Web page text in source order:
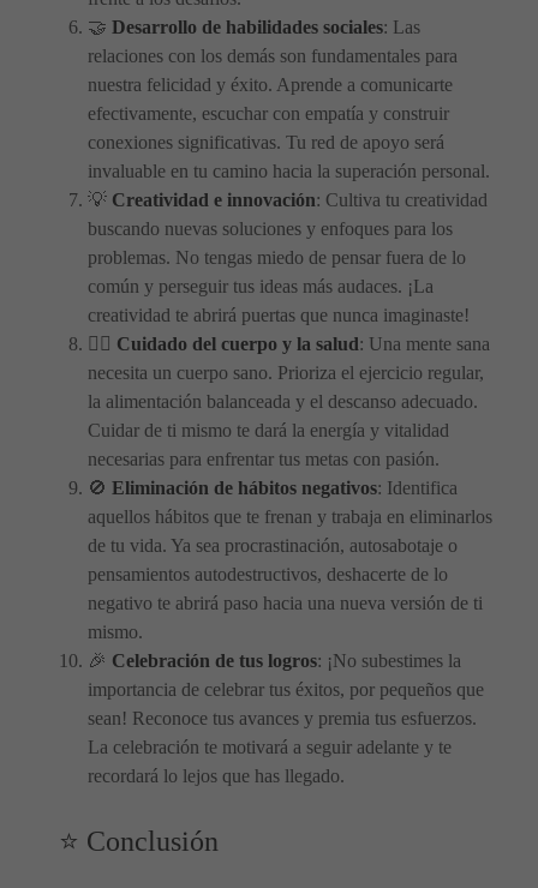
🤝 Desarrollo de habilidades sociales: Las
relaciones con los demás son fundamentales para
nuestra felicidad y éxito. Aprende a comunicarte
efectivamente, escuchar con empatía y construir
conexiones significativas. Tu red de apoyo será
invaluable en tu camino hacia la superación personal.
💡 Creatividad e innovación: Cultiva tu creatividad
buscando nuevas soluciones y enfoques para los
problemas. No tengas miedo de pensar fuera de lo
común y perseguir tus ideas más audaces. ¡La
creatividad te abrirá puertas que nunca imaginaste!
🏋️‍♀️ Cuidado del cuerpo y la salud: Una mente sana
necesita un cuerpo sano. Prioriza el ejercicio regular,
la alimentación balanceada y el descanso adecuado.
Cuidar de ti mismo te dará la energía y vitalidad
necesarias para enfrentar tus metas con pasión.
🚫 Eliminación de hábitos negativos: Identifica
aquellos hábitos que te frenan y trabaja en eliminarlos
de tu vida. Ya sea procrastinación, autosabotaje o
pensamientos autodestructivos, deshacerte de lo
negativo te abrirá paso hacia una nueva versión de ti
mismo.
🎉 Celebración de tus logros: ¡No subestimes la
importancia de celebrar tus éxitos, por pequeños que
sean! Reconoce tus avances y premia tus esfuerzos.
La celebración te motivará a seguir adelante y te
recordará lo lejos que has llegado.
⭐️ Conclusión